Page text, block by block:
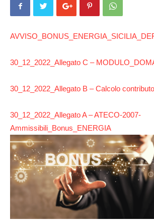
30_12_2022_Allegato C –
30_12_2022_Allegato B – Calcolo contributo
30_12_2022_Allegato A – ATECO-2007-
Ammissibili_Bonus_ENERGIA